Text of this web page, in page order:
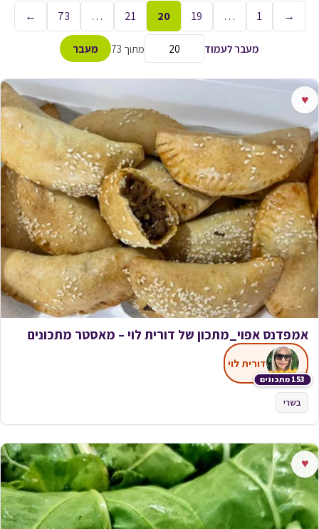
→
1
…
19
20
21
…
73
←
מעבר לעמוד מתוך 73 מעבר
♥
אמפדנס אפוי_מתכון של דורית לוי – מאסטר מתכונים
153 מתכונים
דורית לוי
בשרי
♥